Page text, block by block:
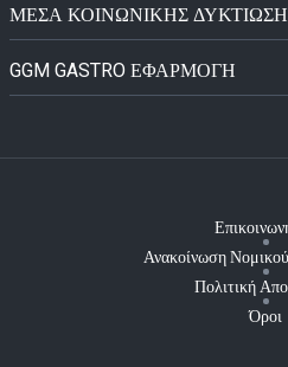
ΜΈΣΑ ΚΟΙΝΩΝΙΚΉΣ
GGM GASTRO ΕΦΑΡΜΟΓΉ
Ανακοίνωση
Πολιτική
Όροι